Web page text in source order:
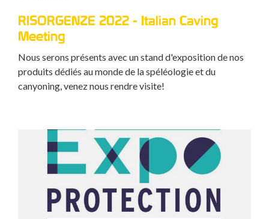
RISORGENZE 2022 - Italian Caving
Meeting
Nous serons présents avec un stand d'exposition de nos
produits dédiés au monde de la spéléologie et du
canyoning, venez nous rendre visite!